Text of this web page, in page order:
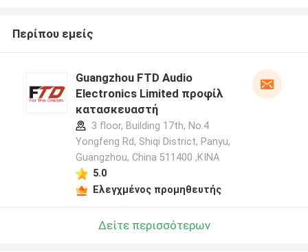
Περίπου εμείς
Guangzhou FTD Audio
Electronics Limited προφίλ
κατασκευαστή
3 floor, Building 17th, No.4
Yongfeng Rd, Shiqi District, Panyu,
Guangzhou, China 511400 ,ΚΙΝΑ
5.0
Ελεγχμένος προμηθευτής
Δείτε περισσότερων